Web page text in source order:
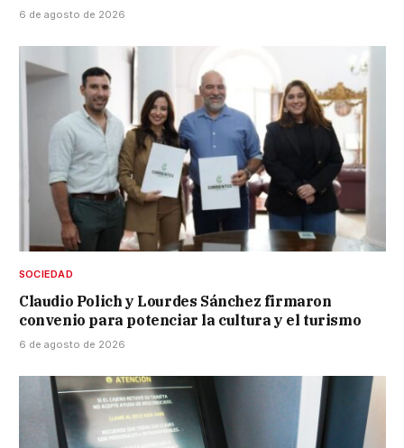
6 de agosto de 2026
SOCIEDAD
Claudio Polich y Lourdes Sánchez firmaron
convenio para potenciar la cultura y el turismo
6 de agosto de 2026